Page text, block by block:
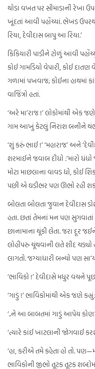
થોડા વખત પર સીમાડાની રેખા
ખૂંદતાં આવી પહોંચ્યાં. ભેખડ
રિયા, દેવીદાસ બાપુ આ રિયા.’
કિકિયારી પાડીને ટોળું આવી
કોઈ ગામડિયો વેપારી, કોઈ
ગળામાં પખવાજ; કોઈના હાથમાં
વાજિંત્રો હતાં.
‘અરે મા’રાજ !’ લોકોમાંથી એક જણે
ગામ આખું કેટલું નિરાશ બનીને
‘શું કરું ભાઈ !’ ‘મહારાજ’ અને
શરમાઈને જવાબ દીધો :’મારો
મોટા માછલાના વાવડ દ્યો, કોઈ
પછી એ ઘડીભર પણ ઊભો રહી
બોલતા બોલતા જુવાન દેવીદાસ
હતા. છતાં તેમનાં મન પણ સુગવાતાં
છાનામાના થૂંકી લેતા. જરા દૂર
લોહીપરુ ચૂંથવાની લતે શીદ
લાગતો. જગ્યાધારી બન્યો પણ
‘ભાવિકો !’ દેવીદાસે મધુર વચને
‘ગાડું !’ ભાવિકોમાંથી એક જણે
‘..ને આ બાબતમાં ગાડું આપેય
‘ત્યારે કાંઈ ખાટલાની જોગવાઈ
‘હા, કરીએ તમે કહેતા હો તો.
ભાવિકોની જીભો તૂટક તૂટક